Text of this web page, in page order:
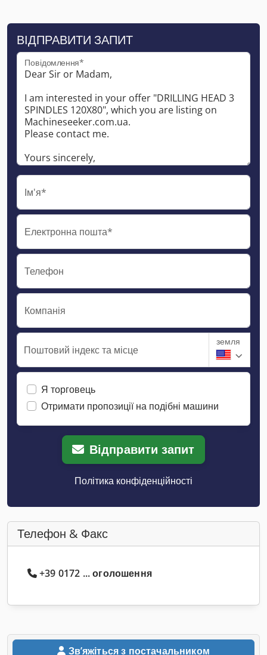
ВІДПРАВИТИ ЗАПИТ
Повідомлення*
Ім'я*
Електронна пошта*
Телефон
Компанія
Поштовий індекс та місце
земля
Я торговець
Отримати пропозиції на подібні машини
Відправити запит
Політика конфіденційності
Телефон & Факс
+39 0172 ... оголошення
Звʼяжіться з постачальником